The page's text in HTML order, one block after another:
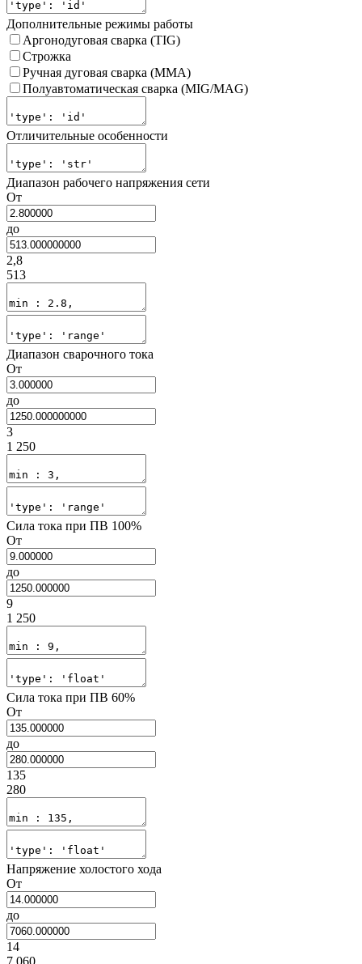
Дополнительные режимы работы
Аргонодуговая сварка (TIG)
Строжка
Ручная дуговая сварка (MMA)
Полуавтоматическая сварка (MIG/MAG)
Отличительные особенности
Диапазон рабочего напряжения сети
От
до
2,8
513
Диапазон сварочного тока
От
до
3
1 250
Сила тока при ПВ 100%
От
до
9
1 250
Сила тока при ПВ 60%
От
до
135
280
Напряжение холостого хода
От
до
14
7 060